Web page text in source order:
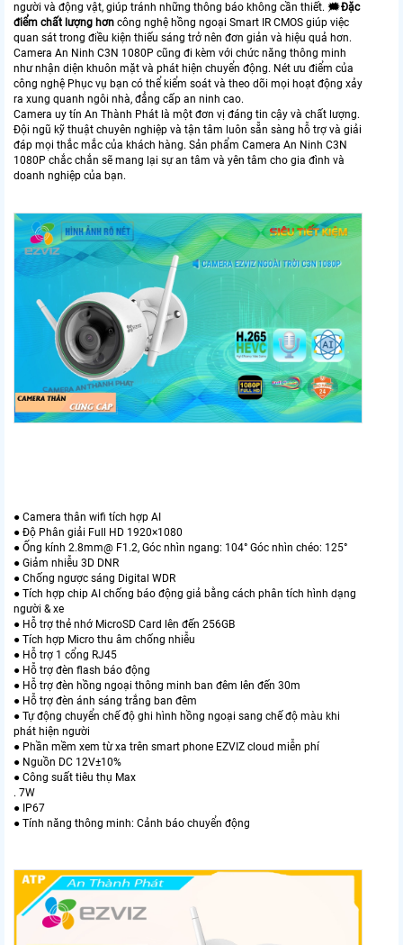
người và động vật, giúp tránh những thông báo không cần thiết. 🗯️Đặc
điểm chất lượng hơn công nghệ hồng ngoại Smart IR CMOS giúp việc
quan sát trong điều kiện thiếu sáng trở nên đơn giản và hiệu quả hơn.
Camera An Ninh C3N 1080P cũng đi kèm với chức năng thông minh
như nhận diện khuôn mặt và phát hiện chuyển động. Nét ưu điểm của
công nghệ Phục vụ bạn có thể kiểm soát và theo dõi mọi hoạt động xảy
ra xung quanh ngôi nhà, đẳng cấp an ninh cao.
Camera uy tín An Thành Phát là một đơn vị đáng tin cậy và chất lượng.
Đội ngũ kỹ thuật chuyên nghiệp và tận tâm luôn sẵn sàng hỗ trợ và giải
đáp mọi thắc mắc của khách hàng. Sản phẩm Camera An Ninh C3N
1080P chắc chắn sẽ mang lại sự an tâm và yên tâm cho gia đình và
doanh nghiệp của bạn.
● Camera thân wifi tích hợp AI
● Độ Phân giải Full HD 1920×1080
● Ống kính 2.8mm@ F1.2, Góc nhìn ngang: 104° Góc nhìn chéo: 125°
● Giảm nhiễu 3D DNR
● Chống ngược sáng Digital WDR
● Tích hợp chip AI chống báo động giả bằng cách phân tích hình dạng
người & xe
● Hỗ trợ thẻ nhớ MicroSD Card lên đến 256GB
● Tích hợp Micro thu âm chống nhiễu
● Hỗ trợ 1 cổng RJ45
● Hỗ trợ đèn flash báo động
● Hỗ trợ đèn hồng ngoại thông minh ban đêm lên đến 30m
● Hỗ trợ đèn ánh sáng trắng ban đêm
● Tự động chuyển chế độ ghi hình hồng ngoại sang chế độ màu khi
phát hiện người
● Phần mềm xem từ xa trên smart phone EZVIZ cloud miễn phí
● Nguồn DC 12V±10%
● Công suất tiêu thụ Max
. 7W
● IP67
● Tính năng thông minh: Cảnh báo chuyển động